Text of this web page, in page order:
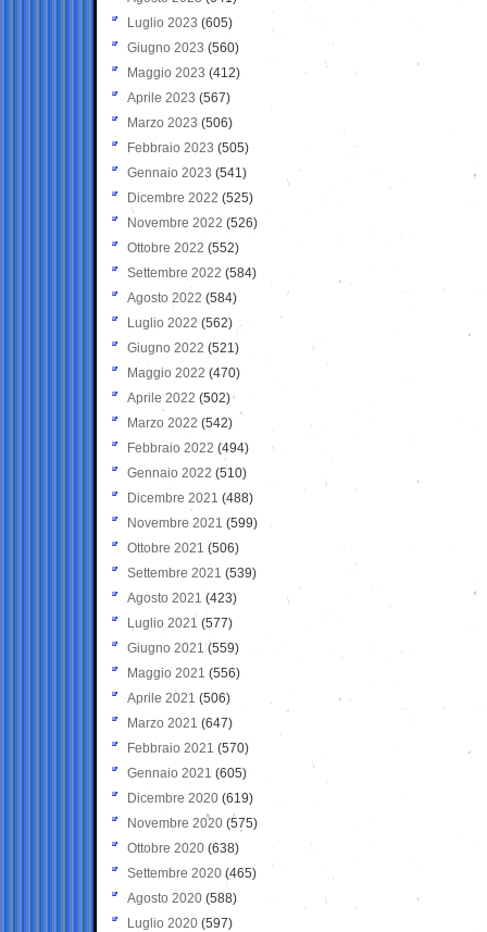
Luglio 2023 (605)
Giugno 2023 (560)
Maggio 2023 (412)
Aprile 2023 (567)
Marzo 2023 (506)
Febbraio 2023 (505)
Gennaio 2023 (541)
Dicembre 2022 (525)
Novembre 2022 (526)
Ottobre 2022 (552)
Settembre 2022 (584)
Agosto 2022 (584)
Luglio 2022 (562)
Giugno 2022 (521)
Maggio 2022 (470)
Aprile 2022 (502)
Marzo 2022 (542)
Febbraio 2022 (494)
Gennaio 2022 (510)
Dicembre 2021 (488)
Novembre 2021 (599)
Ottobre 2021 (506)
Settembre 2021 (539)
Agosto 2021 (423)
Luglio 2021 (577)
Giugno 2021(559)
Maggio 2021 (556)
Aprile 2021 (506)
Marzo 2021 (647)
Febbraio 2021 (570)
Gennaio 2021 (605)
Dicembre 2020 (619)
Novembre 2020 (575)
Ottobre 2020 (638)
Settembre 2020(465)
Agosto 2020 (588)
Luglio 2020 (597)